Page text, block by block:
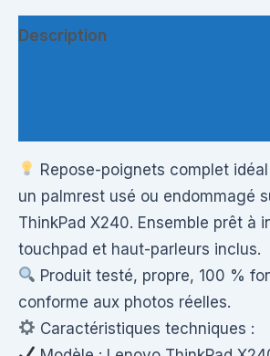
Description
Repose-poignets complet
un palmrest usé ou endommagé
ThinkPad X240. Ensemble prêt à
touchpad et haut-parleurs inclus.
Produit testé, propre, 100 %
conforme aux photos réelles.
Caractéristiques techniques :